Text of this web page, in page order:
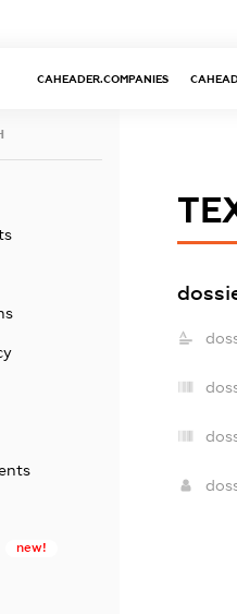
CAHEADER.COMPANIES
new!